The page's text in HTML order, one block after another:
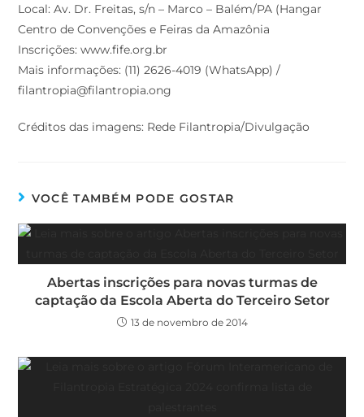
Local: Av. Dr. Freitas, s/n – Marco – Balém/PA (Hangar
Centro de Convenções e Feiras da Amazônia
Inscrições: www.fife.org.br
Mais informações: (11) 2626-4019 (WhatsApp) /
filantropia@filantropia.ong
Créditos das imagens: Rede Filantropia/Divulgação
VOCÊ TAMBÉM PODE GOSTAR
Abertas inscrições para novas turmas de
captação da Escola Aberta do Terceiro Setor
13 de novembro de 2014